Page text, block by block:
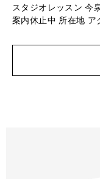
スタジオレッスン 今
案内休止中 所在地